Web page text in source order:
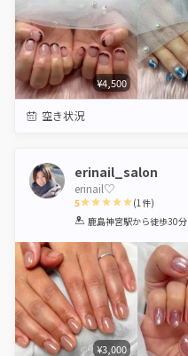
¥4,500
空き状況
erinail_salon
erinail♡
5
1 2 3 4 5
(1件)
鹿島神宮駅から徒歩30分
¥3,000